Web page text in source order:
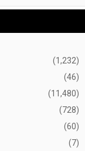
(1,232)
(46)
(11,480)
(728)
(60)
(7)